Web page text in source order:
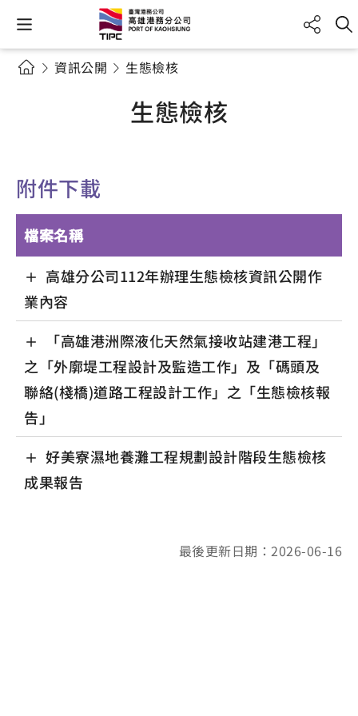
資訊公開 生態檢核
生態檢核
附件下載
檔案名稱
高雄分公司112年辦理生態檢核資訊公開作
業內容
「高雄港洲際液化天然氣接收站建港工程」
之「外廓堤工程設計及監造工作」及「碼頭及
聯絡(棧橋)道路工程設計工作」之「生態檢核報
告」
好美寮濕地養灘工程規劃設計階段生態檢核
成果報告
最後更新日期：2026-06-16